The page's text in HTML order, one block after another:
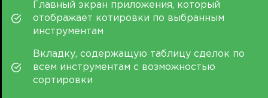
Главный экран приложения, который
отображает котировки по выбранным
инструментам
Вкладку, содержащую таблицу сделок по
всем инструментам с возможностью
сортировки